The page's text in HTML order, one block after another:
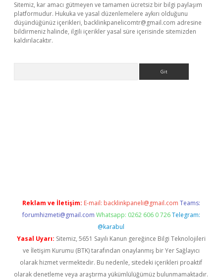
Sitemiz, kar amacı gütmeyen ve tamamen ücretsiz bir bilgi paylaşım
platformudur. Hukuka ve yasal düzenlemelere aykırı olduğunu
düşündüğünüz içerikleri, backlinkpanelicomtr@gmail.com adresine
bildirmeniz halinde, ilgili içerikler yasal süre içerisinde sitemizden
kaldırılacaktır.
Reklam ve İletişim: E-mail: backlinkpaneli@gmail.com Teams:
forumhizmeti@gmail.com Whatsapp: 0262 606 0 726 Telegram:
@karabul
Yasal Uyarı: Sitemiz, 5651 Sayılı Kanun gereğince Bilgi Teknolojileri
ve İletişim Kurumu (BTK) tarafından onaylanmış bir Yer Sağlayıcı
olarak hizmet vermektedir. Bu nedenle, sitedeki içerikleri proaktif
olarak denetleme veya araştırma yükümlülüğümüz bulunmamaktadır.